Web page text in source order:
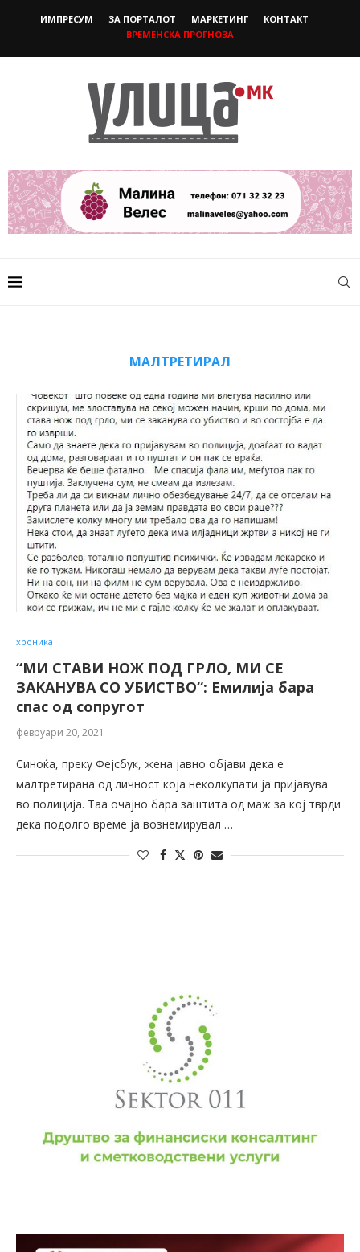
ИМПРЕСУМ ЗА ПОРТАЛОТ МАРКЕТИНГ
КОНТАКТ
ВРЕМЕНСКА ПРОГНОЗА
МАЛТРЕТИРАЛ
хроника
“МИ СТАВИ НОЖ ПОД ГРЛО, МИ СЕ
ЗАКАНУВА СО УБИСТВО“: Емилија бара
спас од сопругот
февруари 20, 2021
Синоќа, преку Фејсбук, жена јавно објави дека е
малтретирана од личност која неколкупати ја пријавува
во полиција. Таа очајно бара заштита од маж за кој тврди
дека подолго време ја вознемирувал …